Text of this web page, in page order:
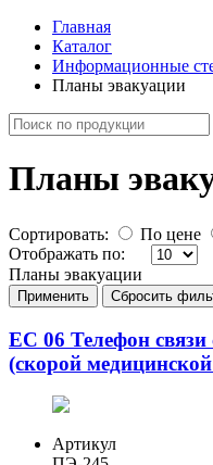
Главная
Каталог
Информационные
Планы эвакуации
Планы
Сортировать: По цене
Отображать по:
Планы эвакуации
Применить Сбросить
ЕС 06 Телефон
(скорой
Артикул